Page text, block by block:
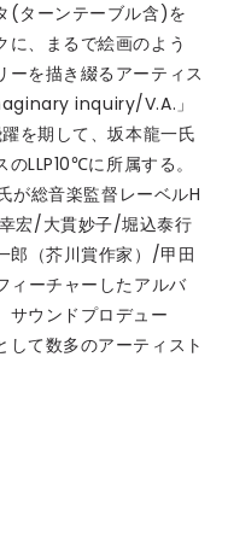
(ターンテーブル含)を
、まるで絵画のよう
ーを描き綴るアーティス
inquiry/V.A.」
を期して、坂本龍一氏
LLP10℃に所属する。
が総音楽監督レーベルH
宏/大貫妙子/堀込泰行
郎（芥川賞作家）/甲田
ーチャーしたアルバ
サウンドプロデュー
て数多のアーティスト